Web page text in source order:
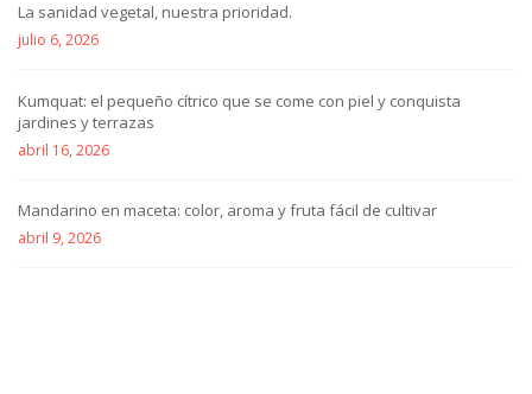
La sanidad vegetal, nuestra prioridad.
julio 6, 2026
Kumquat: el pequeño cítrico que se come con piel y conquista
jardines y terrazas
abril 16, 2026
Mandarino en maceta: color, aroma y fruta fácil de cultivar
abril 9, 2026